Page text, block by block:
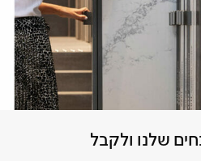
שלנו ולקבל